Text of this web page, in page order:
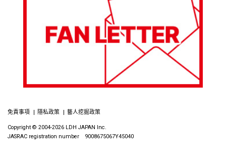
免責事項 隱私政策 藝人挖掘政策
Copyright © 2004-2026 LDH JAPAN Inc.
JASRAC registration number 9008675067Y45040